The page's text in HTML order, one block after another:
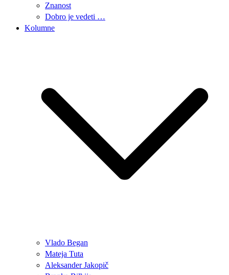
Znanost
Dobro je vedeti …
Kolumne
Vlado Began
Mateja Tuta
Aleksander Jakopič